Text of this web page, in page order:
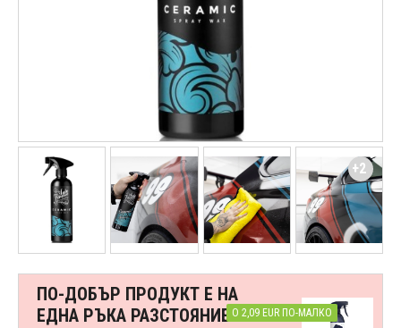
+2
ПО-ДОБЪР ПРОДУКТ Е НА
ЕДНА РЪКА РАЗСТОЯНИЕ О 2,09 EUR ПО-МАЛКО